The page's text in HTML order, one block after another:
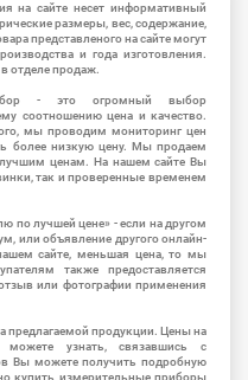
на сайте несет информативный
размеры, вес, содержание,
представленого на сайте могут
и года изготовления.
отделе продаж.
- это огромный выбор
соотношению цена и качество.
мы проводим мониторинг цен
более низкую цену. Мы продаем
ценам. На нашем сайте Вы
так и проверенные временем
по лучшей цене» - если на другом
или объявление другого онлайн-
сайте, меньшая цена, то мы
также предоставляется
или фотографии применения
предлагаемой продукции. Цены на
узнать, связавшись с
Вы можете получить подробную
купить измерительные приборы